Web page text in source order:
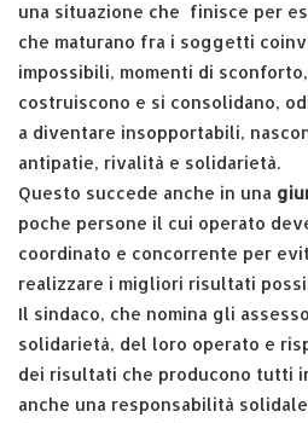
una situazione che finisce per
che maturano fra i soggetti
impossibili, momenti di
costruiscono e si consolidano,
a diventare insopportabili,
antipatie, rivalità e solidarietà.
Questo succede anche in una
poche persone il cui operato
coordinato e concorrente per
realizzare i migliori risultati
Il sindaco, che nomina gli
solidarietà, del loro operato e
dei risultati che producono tutti
anche una responsabilità